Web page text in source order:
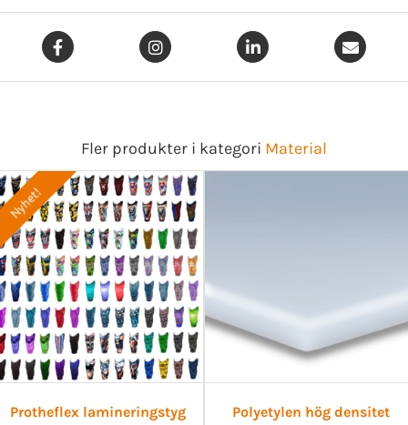
Fler produkter i kategori Material
Nyhet!
Protheflex lamineringstyg Polyetylen hög densitet